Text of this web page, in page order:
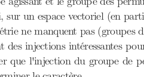
un espace vectoriel (en
ne manquent pas
injections intéressantes
l'injection du groupe de